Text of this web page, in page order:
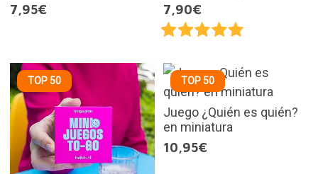
7,95€
7,90€
TOP 50 TOP 50
Juego ¿Quién es quién?
en miniatura
10,95€